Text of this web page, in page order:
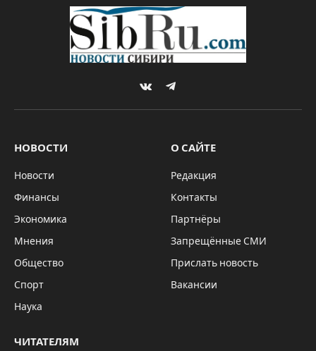
VKontakteTelegram
НОВОСТИ
Новости
Финансы
Экономика
Мнения
Общество
Спорт
Наука
О САЙТЕ
Редакция
Контакты
Партнёры
Запрещённые СМИ
Прислать новость
Вакансии
ЧИТАТЕЛЯМ